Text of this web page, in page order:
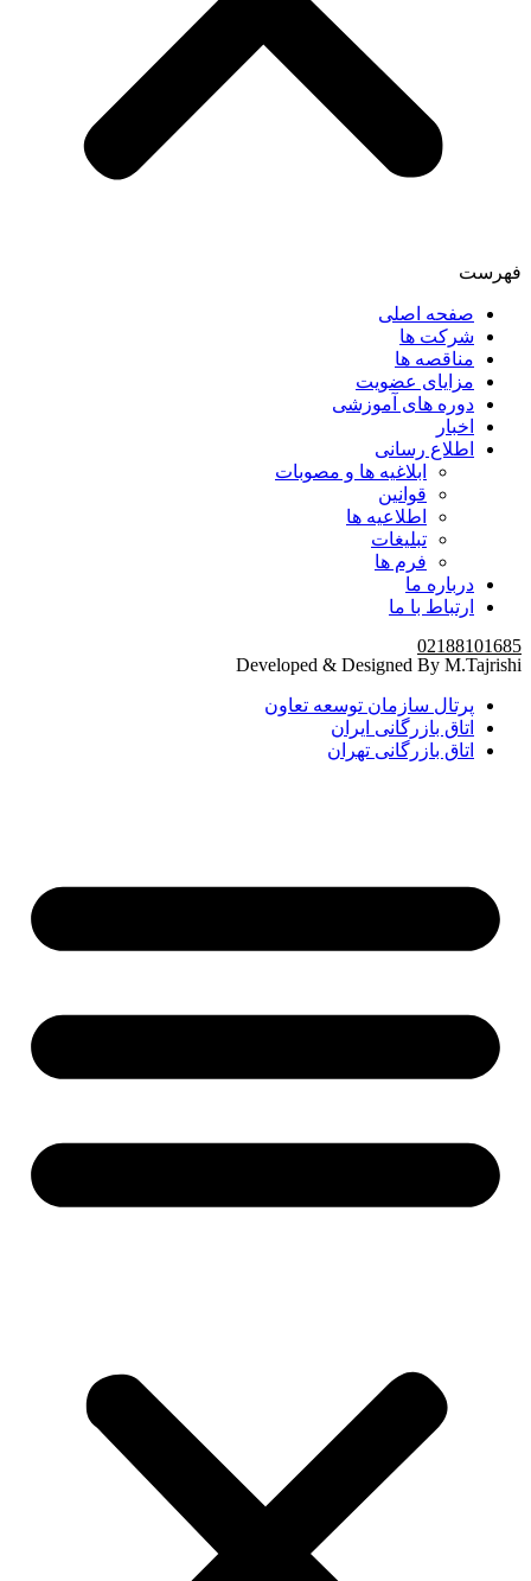
فهرست
صفحه اصلی
شرکت ها
مناقصه ها
مزایای عضویت
دوره های آموزشی
اخبار
اطلاع رسانی
ابلاغیه ها و مصوبات
قوانین
اطلاعیه ها
تبلیغات
فرم ها
درباره ما
ارتباط با ما
02188101685
Developed & Designed By M.Tajrishi
پرتال سازمان توسعه تعاون
اتاق بازرگانی ایران
اتاق بازرگانی تهران